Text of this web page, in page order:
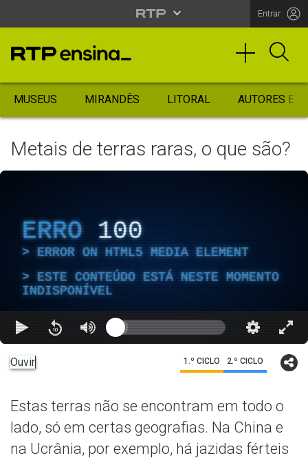
Entrar
MUSEUS MIRANDÊS LITORAL AUTORES
Metais de terras raras, o que são?
ERRO 100
ERROR ON HTML5 MEDIA ELEMENT
ESTE CONTEÚDO ESTÁ NESTE MOMENTO
INDISPONÍVEL
Ouvir 1.º CICLO 2.º CICLO
Estas terras não se encontram em todo o
lado, só em certas geografias. Na China e
na Ucrânia, por exemplo, há jazidas férteis